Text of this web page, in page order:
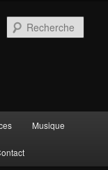
Musique